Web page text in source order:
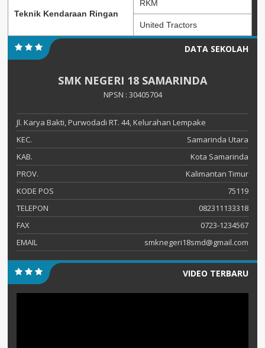
Teknik Kendaraan Ringan
RKM
United Tractors
DATA SEKOLAH
SMK NEGERI 18 SAMARINDA
NPSN : 30405704
Jl. Karya Bakti, Purwodadi RT. 44, Kelurahan Lempake
KEC.
Samarinda Utara
KAB.
Kota Samarinda
PROV.
Kalimantan Timur
KODE POS
75119
TELEPON
082311133318
FAX
0723-1234567
EMAIL
smknegeri18smd@gmail.com
VIDEO TERBARU